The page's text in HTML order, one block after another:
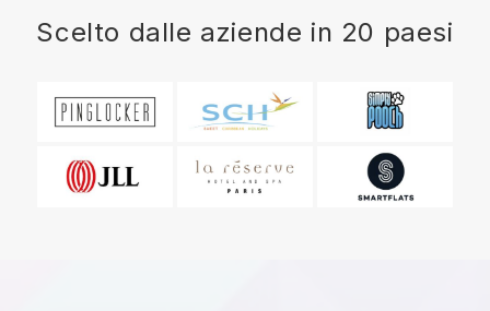
Scelto dalle aziende in 20 paesi